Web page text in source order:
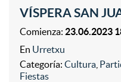
VÍSPERA SAN
Comienza: 23.06.2023
En Urretxu
Categoría: Cultura
Fiestas